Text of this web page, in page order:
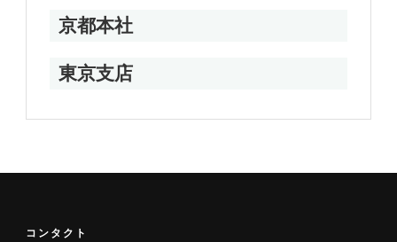
京都本社
東京支店
コンタクト